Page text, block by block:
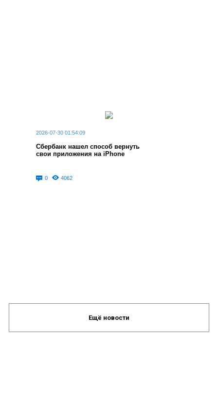
2026-07-30 01:54:09
Сбербанк нашел способ вернуть
свои приложения на iPhone
0 4062
Ещё новости